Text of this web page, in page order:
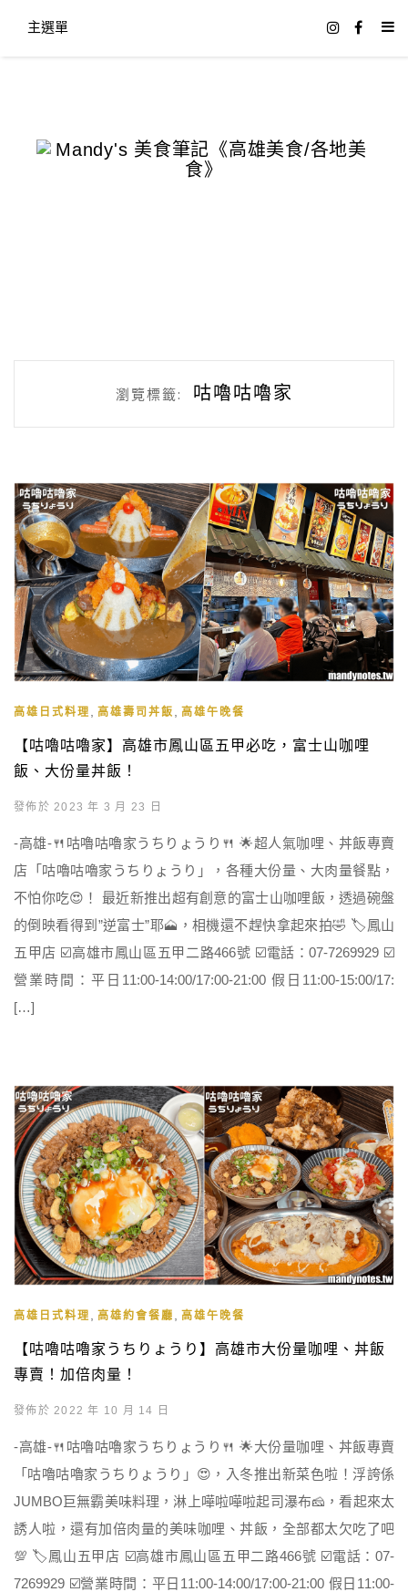
主選單
瀏覽標籤: 咕嚕咕嚕家
高雄日式料理 , 高雄壽司丼飯 , 高雄午晚餐
【咕嚕咕嚕家】高雄市鳳山區五甲必吃，富士山咖哩
飯、大份量丼飯！
發佈於 2023 年 3 月 23 日
-高雄-🍴咕嚕咕嚕家うちりょうり🍴 🌟超人氣咖哩、丼飯專賣
店「咕嚕咕嚕家うちりょうり」，各種大份量、大肉量餐點，
不怕你吃😍！ 最近新推出超有創意的富士山咖哩飯，透過碗盤
的倒映看得到”逆富士”耶🗻，相機還不趕快拿起來拍🤣 🏷鳳山
五甲店 ☑️高雄市鳳山區五甲二路466號 ☑️電話：07-7269929 ☑️
營業時間：平日11:00-14:00/17:00-21:00 假日11:00-15:00/17:
[…]
高雄日式料理 高雄約會餐廳 高雄午晚餐
【咕嚕咕嚕家うちりょうり】高雄市大份量咖哩、丼飯
專賣！加倍肉量！
發佈於 2022 年 10 月 14 日
-高雄-🍴咕嚕咕嚕家うちりょうり🍴 🌟大份量咖哩、丼飯專賣
「咕嚕咕嚕家うちりょうり」😍，入冬推出新菜色啦！浮誇係
JUMBO巨無霸美味料理，淋上嘩啦嘩啦起司瀑布🧀️，看起來太
誘人啦，還有加倍肉量的美味咖哩、丼飯，全部都太欠吃了吧
💯 🏷鳳山五甲店 ☑️高雄市鳳山區五甲二路466號 ☑️電話：07-
7269929 ☑️營業時間：平日11:00-14:00/17:00-21:00 假日11:00-